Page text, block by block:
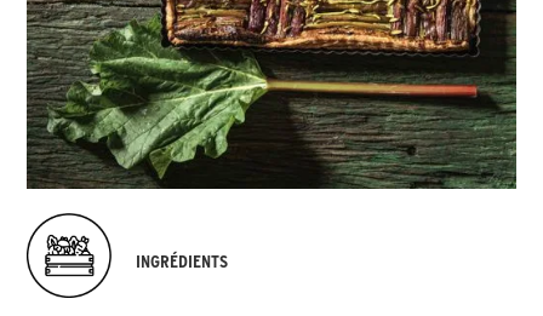
INGRÉDIENTS